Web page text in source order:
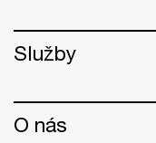
Služby
O nás